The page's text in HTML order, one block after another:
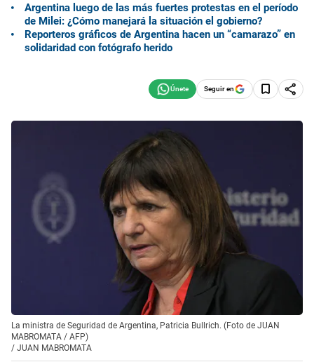
Argentina luego de las más fuertes protestas en el período
de Milei: ¿Cómo manejará la situación el gobierno?
Reporteros gráficos de Argentina hacen un “camarazo” en
solidaridad con fotógrafo herido
Seguir en
La ministra de Seguridad de Argentina, Patricia Bullrich. (Foto de JUAN
MABROMATA / AFP)
/ JUAN MABROMATA